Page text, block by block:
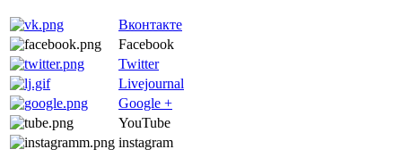
Вконтакте
Facebook
Twitter
Livejournal
Google +
YouTube
instagram